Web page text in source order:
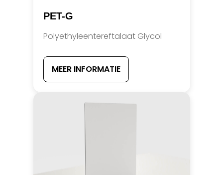
PET-G
Polyethyleentereftalaat Glycol
MEER INFORMATIE